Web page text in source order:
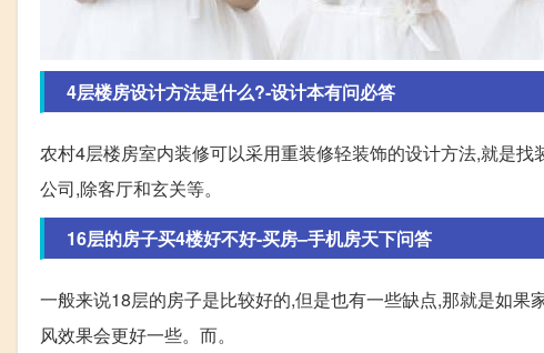
4层楼房设计方法是什么?-设计本有问必答
农村4层楼房室内装修可以采用重装修轻装饰的设计方法,就是
公司,除客厅和玄关等。
16层的房子买4楼好不好-买房–手机房天下问答
一般来说18层的房子是比较好的,但是也有一些缺点,那就是如
风效果会更好一些。而。